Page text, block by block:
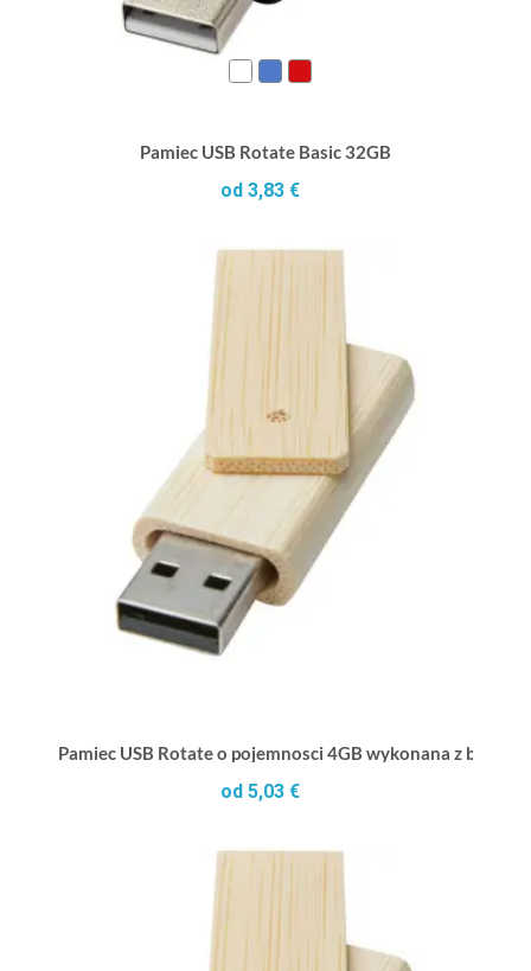
Pamiec USB Rotate Basic 32GB
od 3,83 €
Pamiec USB Rotate o pojemnosci 4GB wykonana z
od 5,03 €